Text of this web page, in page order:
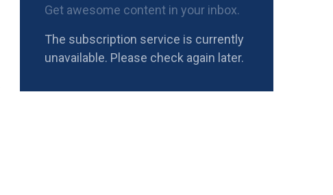
Get awesome content in your inbox.
The subscription service is currently
unavailable. Please check again later.